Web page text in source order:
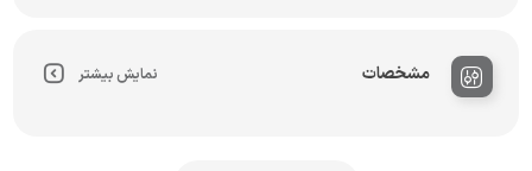
مشخصات نمایش بیشتر